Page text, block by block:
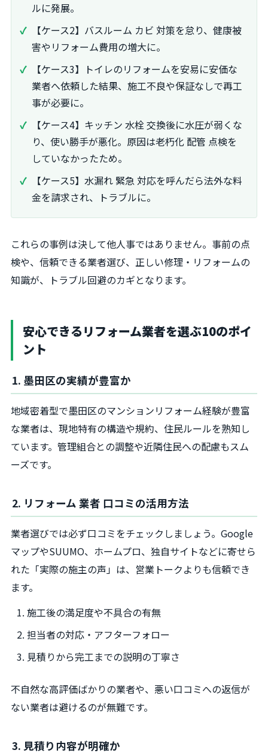
ルに発展。
【ケース2】バスルーム カビ 対策を怠り、健康被
害やリフォーム費用の増大に。
【ケース3】トイレのリフォームを安易に安価な
業者へ依頼した結果、施工不良や保証なしで再工
事が必要に。
【ケース4】キッチン 水栓 交換後に水圧が弱くな
り、使い勝手が悪化。原因は老朽化 配管 点検を
していなかったため。
【ケース5】水漏れ 緊急 対応を呼んだら法外な料
金を請求され、トラブルに。
これらの事例は決して他人事ではありません。事前の点
検や、信頼できる業者選び、正しい修理・リフォームの
知識が、トラブル回避のカギとなります。
安心できるリフォーム業者を選ぶ10のポイ
ント
1. 墨田区の実績が豊富か
地域密着型で墨田区のマンションリフォーム経験が豊富
な業者は、現地特有の構造や規約、住民ルールを熟知し
ています。管理組合との調整や近隣住民への配慮もスム
ーズです。
2. リフォーム 業者 口コミの活用方法
業者選びでは必ず口コミをチェックしましょう。Google
マップやSUUMO、ホームプロ、独自サイトなどに寄せら
れた「実際の施主の声」は、営業トークよりも信頼でき
ます。
施工後の満足度や不具合の有無
担当者の対応・アフターフォロー
見積りから完工までの説明の丁寧さ
不自然な高評価ばかりの業者や、悪い口コミへの返信が
ない業者は避けるのが無難です。
3. 見積り内容が明確か